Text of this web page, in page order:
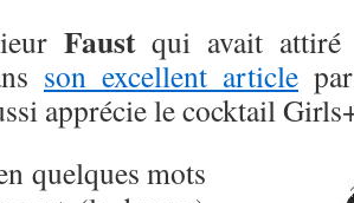
Faustqui avait attiré
son excellent article
apprécie le cocktail
quelques mots